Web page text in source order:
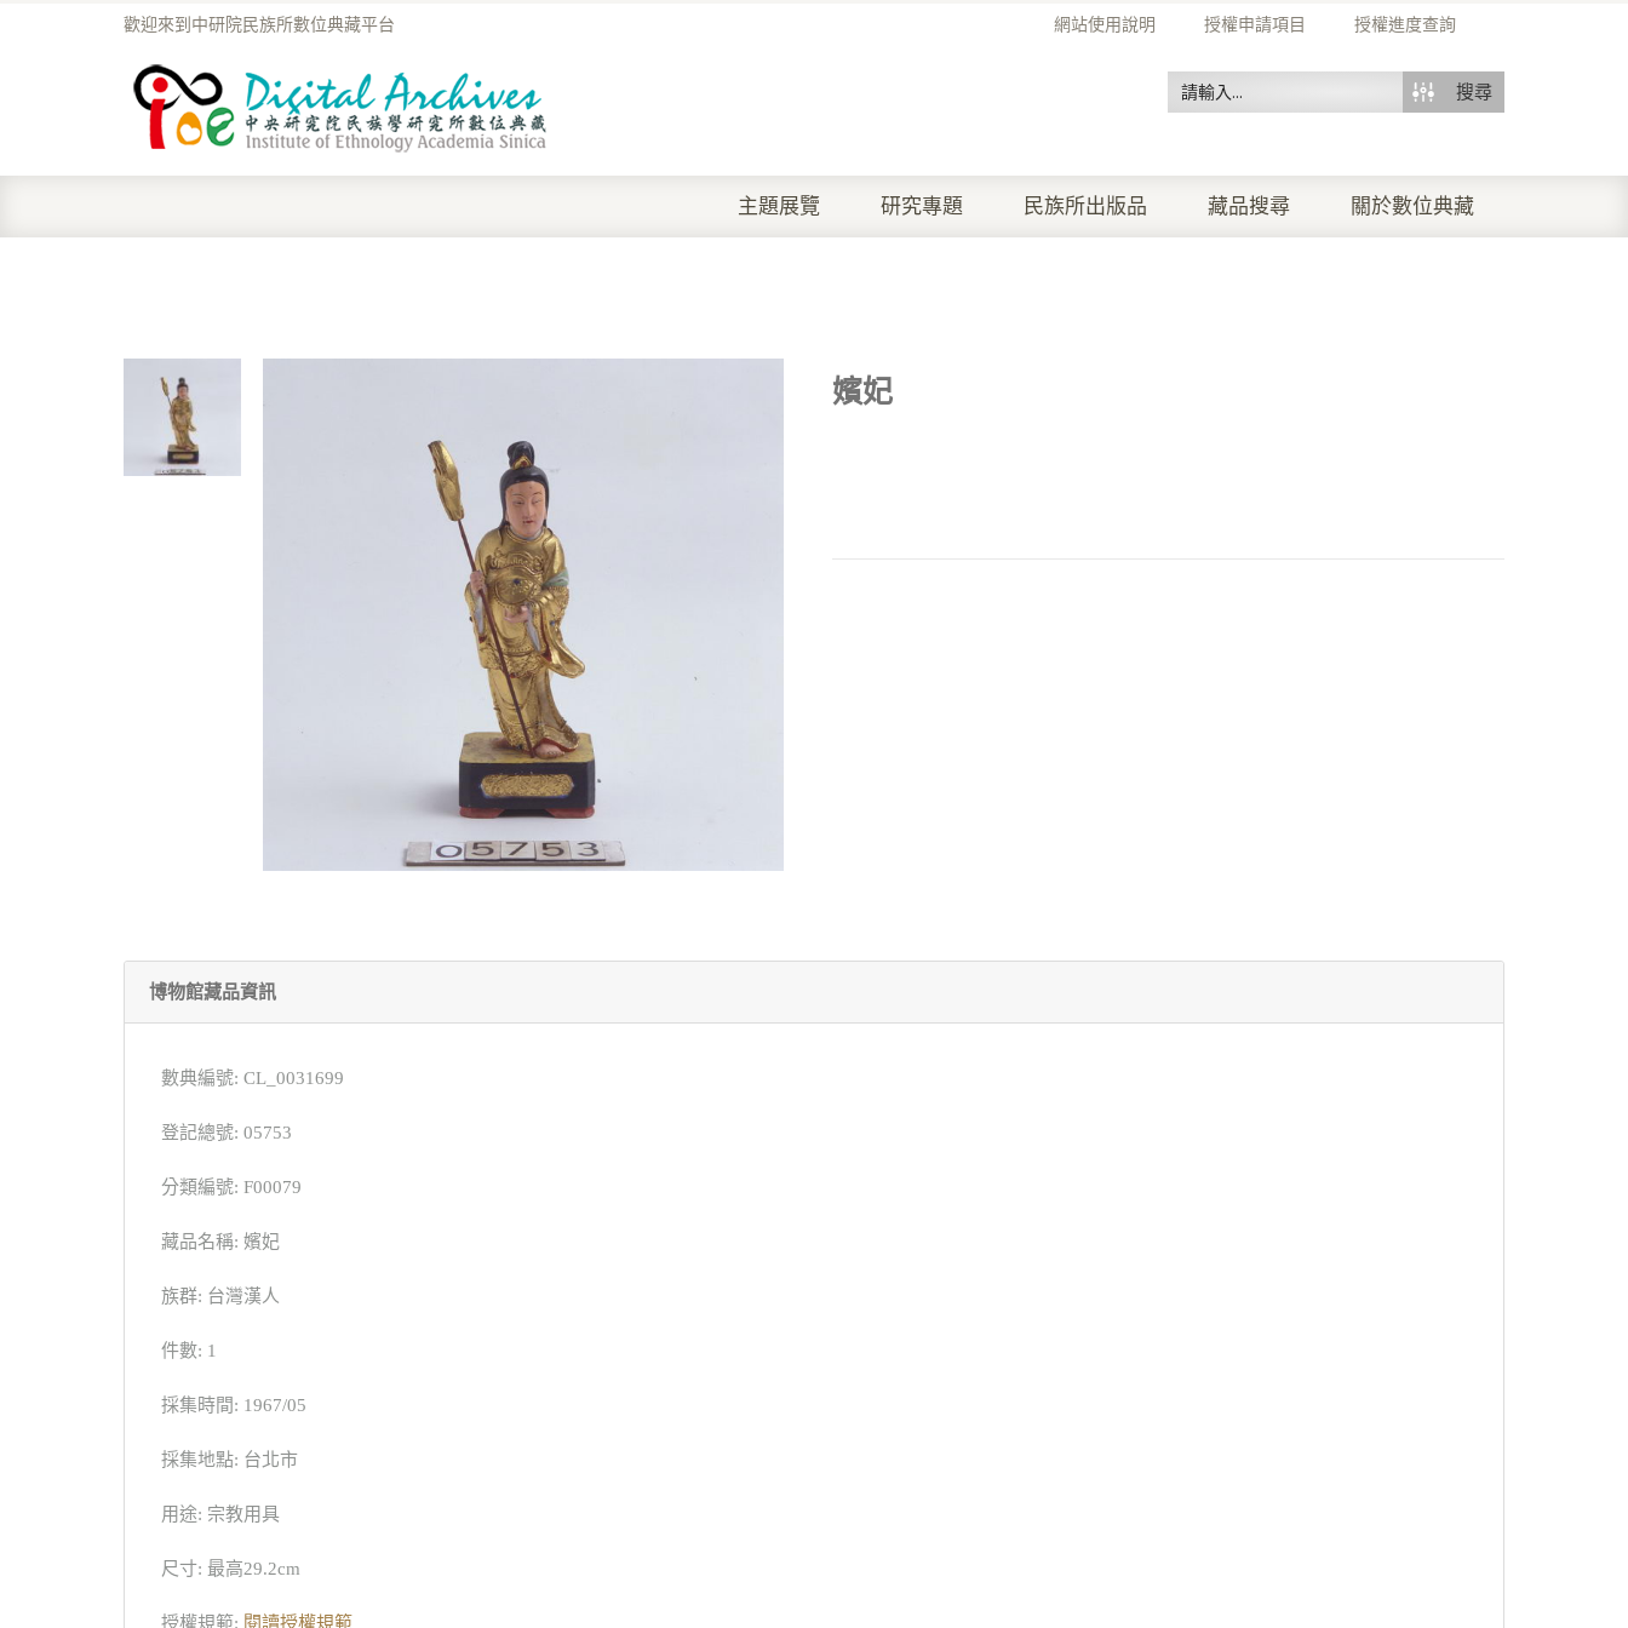
網站使用說明 授權申請項目 授權進度查詢
歡迎來到中研院民族所數位典藏平台
搜尋
主題展覽 研究專題 民族所出版品 藏品搜尋 關於數位典藏
嬪妃
博物館藏品資訊
數典編號: CL_0031699
登記總號: 05753
分類編號: F00079
藏品名稱: 嬪妃
族群: 台灣漢人
件數: 1
採集時間: 1967/05
採集地點: 台北市
用途: 宗教用具
尺寸: 最高29.2cm
授權規範: 閱讀授權規範